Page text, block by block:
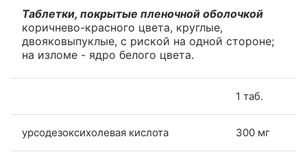
Таблетки, покрытые пленочной оболочкой
коричнево-красного цвета, круглые,
двояковыпуклые, с риской на одной стороне;
на изломе - ядро белого цвета.
1 таб.
урсодезоксихолевая кислота 300 мг